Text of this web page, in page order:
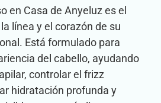
en Casa de Anyeluz es el
línea y el corazón de su
Está formulado para
del cabello, ayudando
controlar el frizz
hidratación profunda y